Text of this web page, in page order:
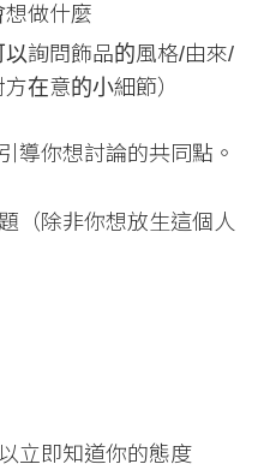
做什麼
詢問飾品的風格/由來/
在意的小細節）
導你想討論的共同點。
（除非你想放生這個人
立即知道你的態度